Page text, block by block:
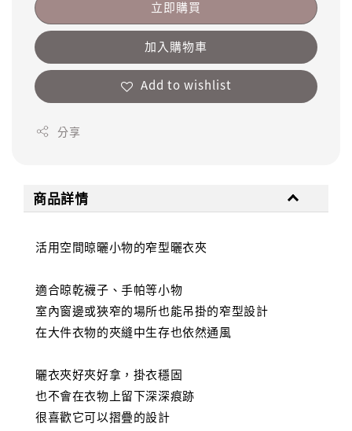
立即購買
加入購物車
Add to wishlist
分享
商品詳情
活用空間晾曬小物的窄型曬衣夾
適合晾乾襪子、手帕等小物
室內窗邊或狹窄的場所也能吊掛的窄型設計
在大件衣物的夾縫中生存也依然通風
曬衣夾好夾好拿，掛衣穩固
也不會在衣物上留下深深痕跡
很喜歡它可以摺疊的設計